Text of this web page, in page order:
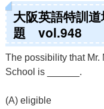
大阪英語特訓
題 vol.948
The possibility that Mr.
School is ______.
(A) eligible